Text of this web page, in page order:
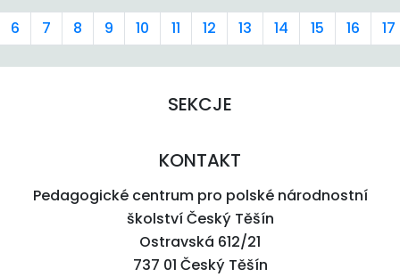
6 7 8 9 10 11 12 13 14 15 16 17
SEKCJE
KONTAKT
Pedagogické centrum pro polské národnostní
školství Český Těšín
Ostravská 612/21
737 01 Český Těšín